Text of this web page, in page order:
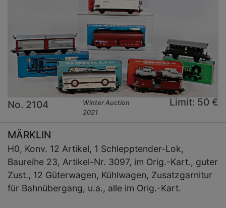
No. 2104
Winter Auction
2021
Limit: 50 €
MÄRKLIN
H0, Konv. 12 Artikel, 1 Schlepptender-Lok,
Baureihe 23, Artikel-Nr. 3097, im Orig.-Kart., guter
Zust., 12 Güterwagen, Kühlwagen, Zusatzgarnitur
für Bahnübergang, u.a., alle im Orig.-Kart.